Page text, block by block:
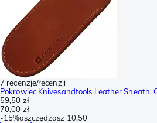
7 recenzje/recenzji
Pokrowiec Knivesandtools Leather Sheath,
59,50 zł
70,00 zł
-15%oszczędzasz 10,50